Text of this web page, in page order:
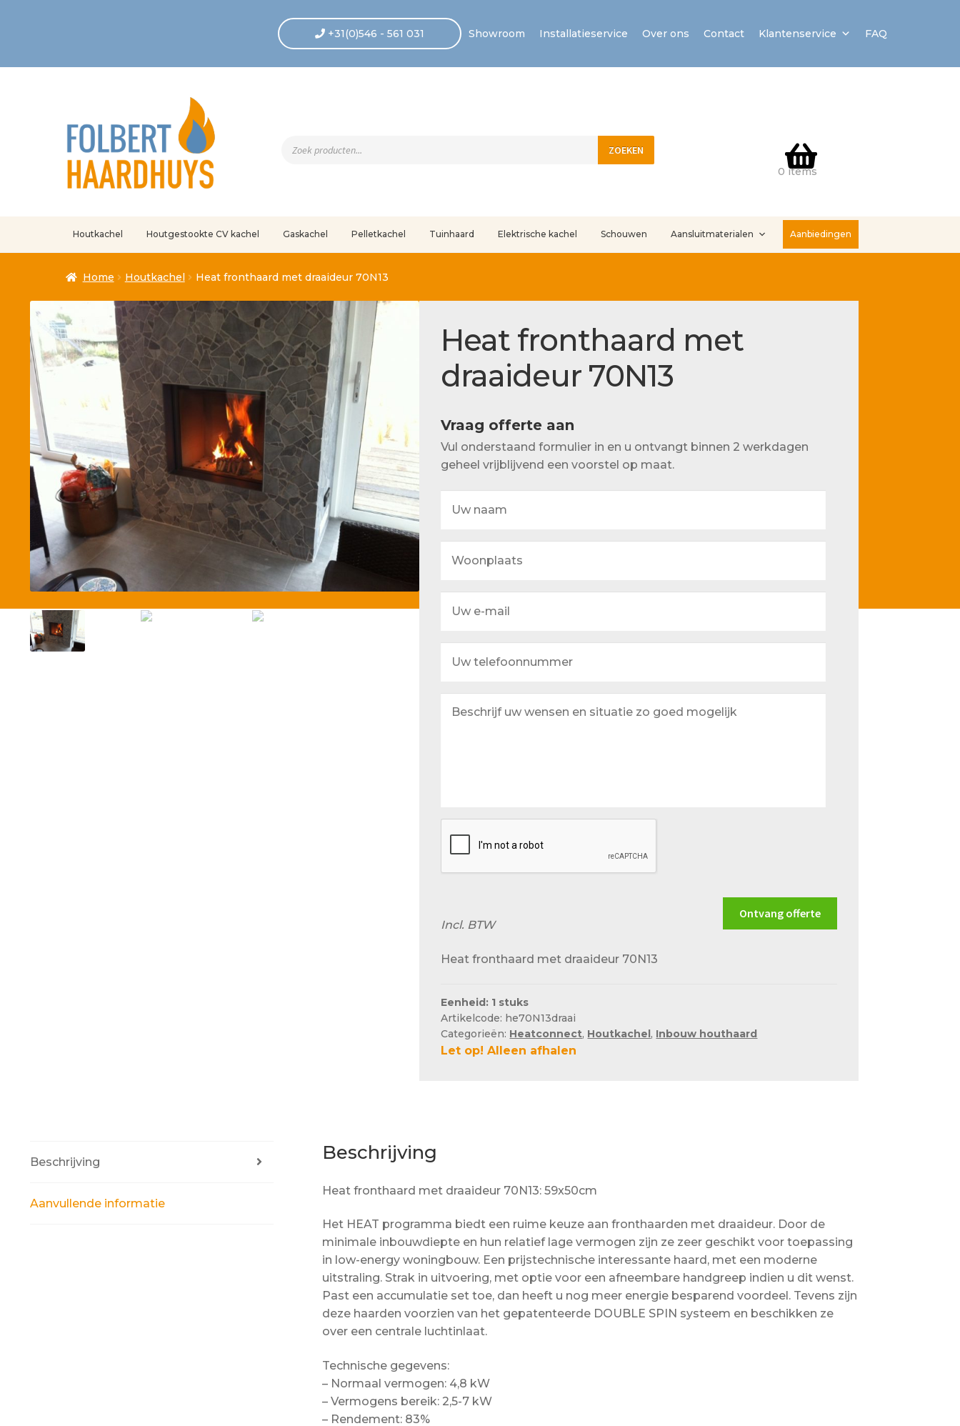
+31(0)546 - 561 031 Showroom Installatieservice Over ons Contact Klantenservice FAQ
zoeken
ZOEKEN
0 items
Houtkachel Houtgestookte CV kachel Gaskachel Pelletkachel Tuinhaard Elektrische kachel Schouwen Aansluitmaterialen Aanbiedingen
Betaalmethode Actueel
Ons team
Verzending en bezorging Winkel Winkelmand
Home Houtkachel Heat fronthaard met draaideur 70N13
Heat fronthaard met
draaideur 70N13
Vraag offerte aan
Vul onderstaand formulier in en u ontvangt binnen 2 werkdagen
geheel vrijblijvend een voorstel op maat.
naam
e-
telefoonnummer
uw
Ontvang offerte
Incl. BTW
Heat fronthaard met draaideur 70N13
Eenheid: 1 stuks
Artikelcode: he70N13draai
Categorieën: Heatconnect, Houtkachel, Inbouw houthaard
Let op! Alleen afhalen
Beschrijving
Aanvullende informatie
Beschrijving
Heat fronthaard met draaideur 70N13: 59x50cm
Het HEAT programma biedt een ruime keuze aan fronthaarden met draaideur. Door de
minimale inbouwdiepte en hun relatief lage vermogen zijn ze zeer geschikt voor toepassing
in low-energy woningbouw. Een prijstechnische interessante haard, met een moderne
uitstraling. Strak in uitvoering, met optie voor een afneembare handgreep indien u dit wenst.
Past een accumulatie set toe, dan heeft u nog meer energie besparend voordeel. Tevens zijn
deze haarden voorzien van het gepatenteerde DOUBLE SPIN systeem en beschikken ze
over een centrale luchtinlaat.
Technische gegevens:
– Normaal vermogen: 4,8 kW
– Vermogens bereik: 2,5-7 kW
– Rendement: 83%